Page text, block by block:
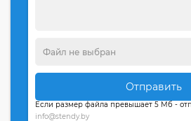
Отправить
Если размер файла превышает 5 Мб -
info@stendy.by